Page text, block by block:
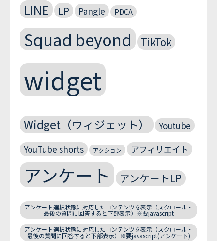
LINE LP Pangle PDCA
Squad beyond TikTok
widget
Widget（ウィジェット）
Youtube
YouTube shorts
アクション アフィリエイト
アンケート アンケートLP
アンケート選択状態に対応したコンテンツを表示（スクロール・
最後の質問に回答すると下部表示）※要javascript
アンケート選択状態に対応したコンテンツを表示（スクロール・
最後の質問に回答すると下部表示）※要javascript(アンケート)